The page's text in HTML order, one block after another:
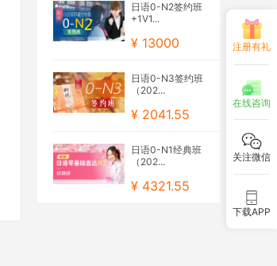
日语0-N2签约班
+1V1...
¥ 13000
日语0-N3签约班
（202...
¥ 2041.55
日语0-N1经典班
（202...
¥ 4321.55
注册有礼
在线咨询
关注微信
下载APP